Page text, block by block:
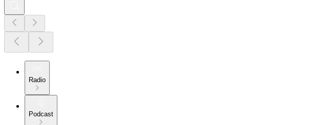
Radio
Podcast